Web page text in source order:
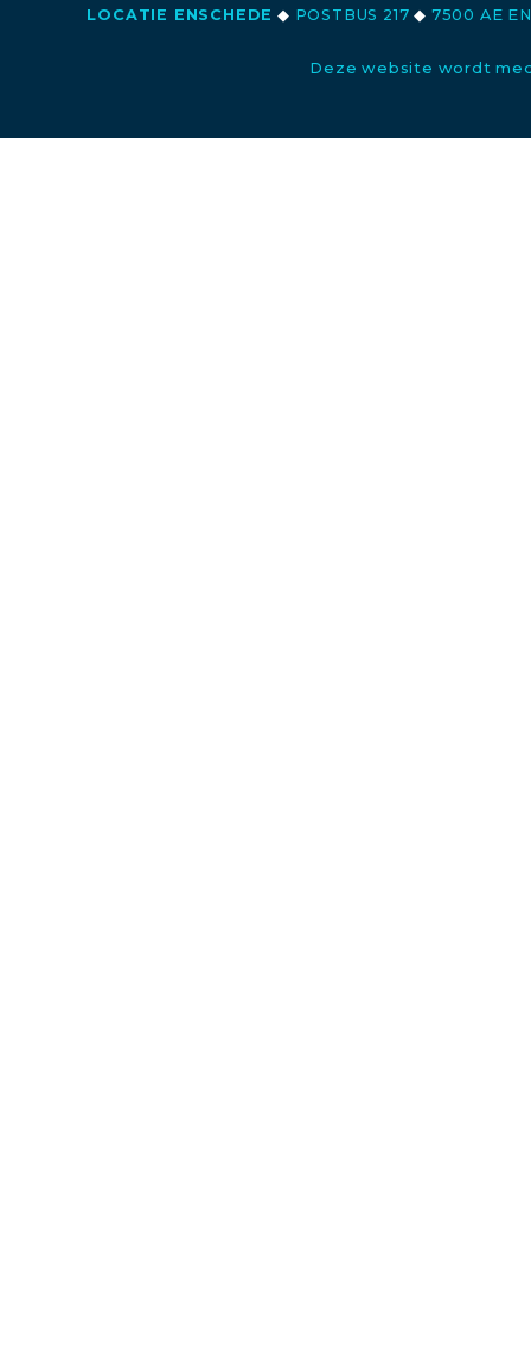
LOCATIE ENSCHEDE ◆ POSTBUS 217◆ 7500 AE
Deze website wordt